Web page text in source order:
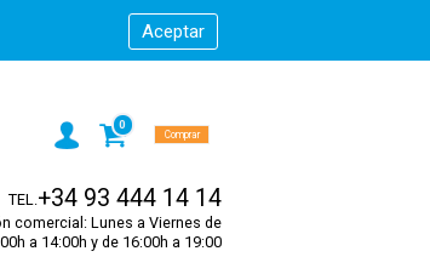
0
Comprar
TEL.+34 93 444 14 14
comercial: Lunes a Viernes de
a 14:00h y de 16:00h a 19:00